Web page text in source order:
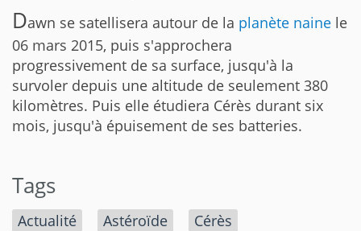
Dawn se satellisera autour de la planète naine le
06 mars 2015, puis s'approchera
progressivement de sa surface, jusqu'à la
survoler depuis une altitude de seulement 380
kilomètres. Puis elle étudiera Cérès durant six
mois, jusqu'à épuisement de ses batteries.
Tags
Actualité Astéroïde Cérès